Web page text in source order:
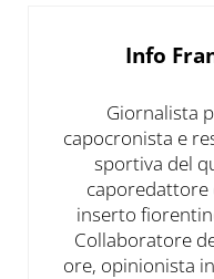
Info
Giornalista
capocronista e
sportiva del
caporedattore
inserto
Collaboratore
ore, opinionista